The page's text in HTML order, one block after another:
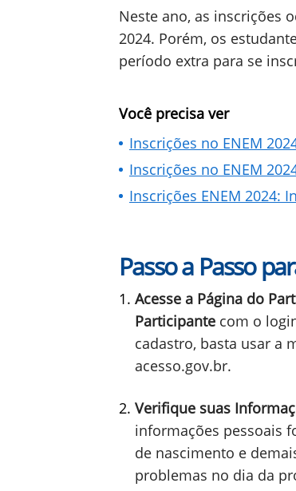
Neste ano, as inscrições
2024. Porém, os
período extra para se
Você precisa ver
Inscrições no ENEM
Inscrições no ENEM